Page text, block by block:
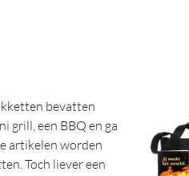
bevatten
grill, een BBQ en ga
artikelen worden
Toch liever een